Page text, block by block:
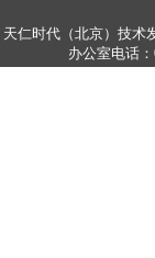
天仁时代（北京）技术
办公室电话